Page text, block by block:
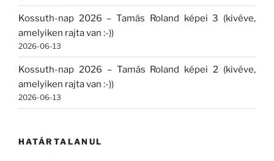
Kossuth-nap 2026 – Tamás Roland képei 3 (kivéve,
amelyiken rajta van :-))
2026-06-13
Kossuth-nap 2026 – Tamás Roland képei 2 (kivéve,
amelyiken rajta van :-))
2026-06-13
HATÁRTALANUL